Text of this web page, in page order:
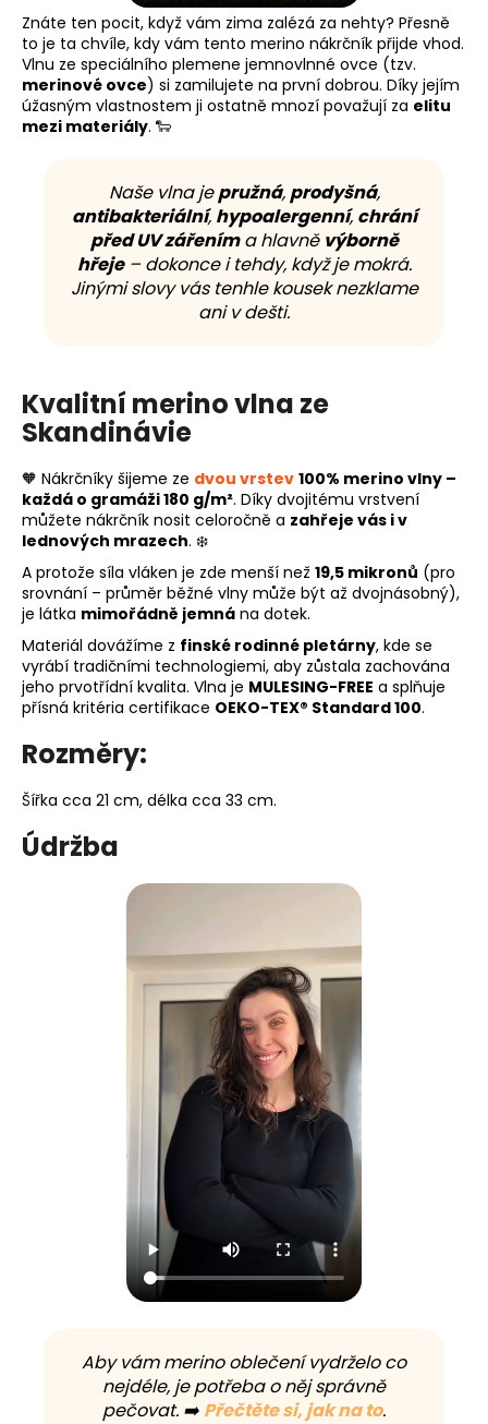
Znáte ten pocit, když vám zima zalézá za nehty? Přesně
to je ta chvíle, kdy vám tento merino nákrčník přijde vhod.
Vlnu ze speciálního plemene jemnovlnné ovce (tzv.
merinové ovce) si zamilujete na první dobrou. Díky jejím
úžasným vlastnostem ji ostatně mnozí považují za elitu
mezi materiály. 🐑
Naše vlna jepružná,prodyšná,
antibakteriální, hypoalergenní, chrání
před UV zářeníma hlavně výborně
hřeje– dokonce i tehdy, když je mokrá.
Jinými slovy vás tenhle kousek nezklame
ani v dešti.
Kvalitní merino vlna ze
Skandinávie
🧡 Nákrčníky šijeme ze dvou vrstev 100% merino vlny –
každá o gramáži 180 g/m². Díky dvojitému vrstvení
můžete nákrčník nosit celoročně a zahřeje vás i v
lednových mrazech. ❄️
A protože síla vláken je zde menší než 19,5 mikronů (pro
srovnání – průměr běžné vlny může být až dvojnásobný),
je látka mimořádně jemná na dotek.
Materiál dovážíme z finské rodinné pletárny, kde se
vyrábí tradičními technologiemi, aby zůstala zachována
jeho prvotřídní kvalita. Vlna je MULESING-FREE a splňuje
přísná kritéria certifikace OEKO-TEX® Standard 100.
Rozměry:
Šířka cca 21 cm, délka cca 33 cm.
Údržba
Aby vám merino oblečení vydrželo co
nejdéle, je potřeba o něj správně
pečovat. ➡️ Přečtěte si, jak na to.